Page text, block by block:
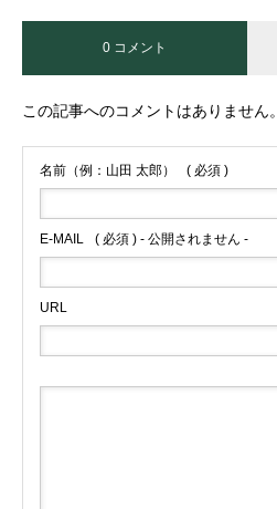
0 コメント
この記事へのコメントはありません。
名前（例：山田 太郎） ( 必須 )
E-MAIL ( 必須 ) - 公開されません -
URL